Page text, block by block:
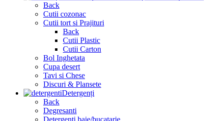
Back
Cutii cozonac
Cutii tort si Prajituri
Back
Cutii Plastic
Cutii Carton
Bol Inghetata
Cupa desert
Tavi si Chese
Discuri & Plansete
Detergenți
Back
Degresanti
Detergenți baie/bucatarie